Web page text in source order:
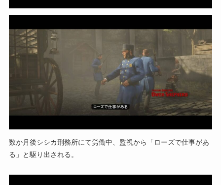
数か月後シシカ刑務所にて労働中、監視から「ローズで仕事があ
る」と駆り出される。